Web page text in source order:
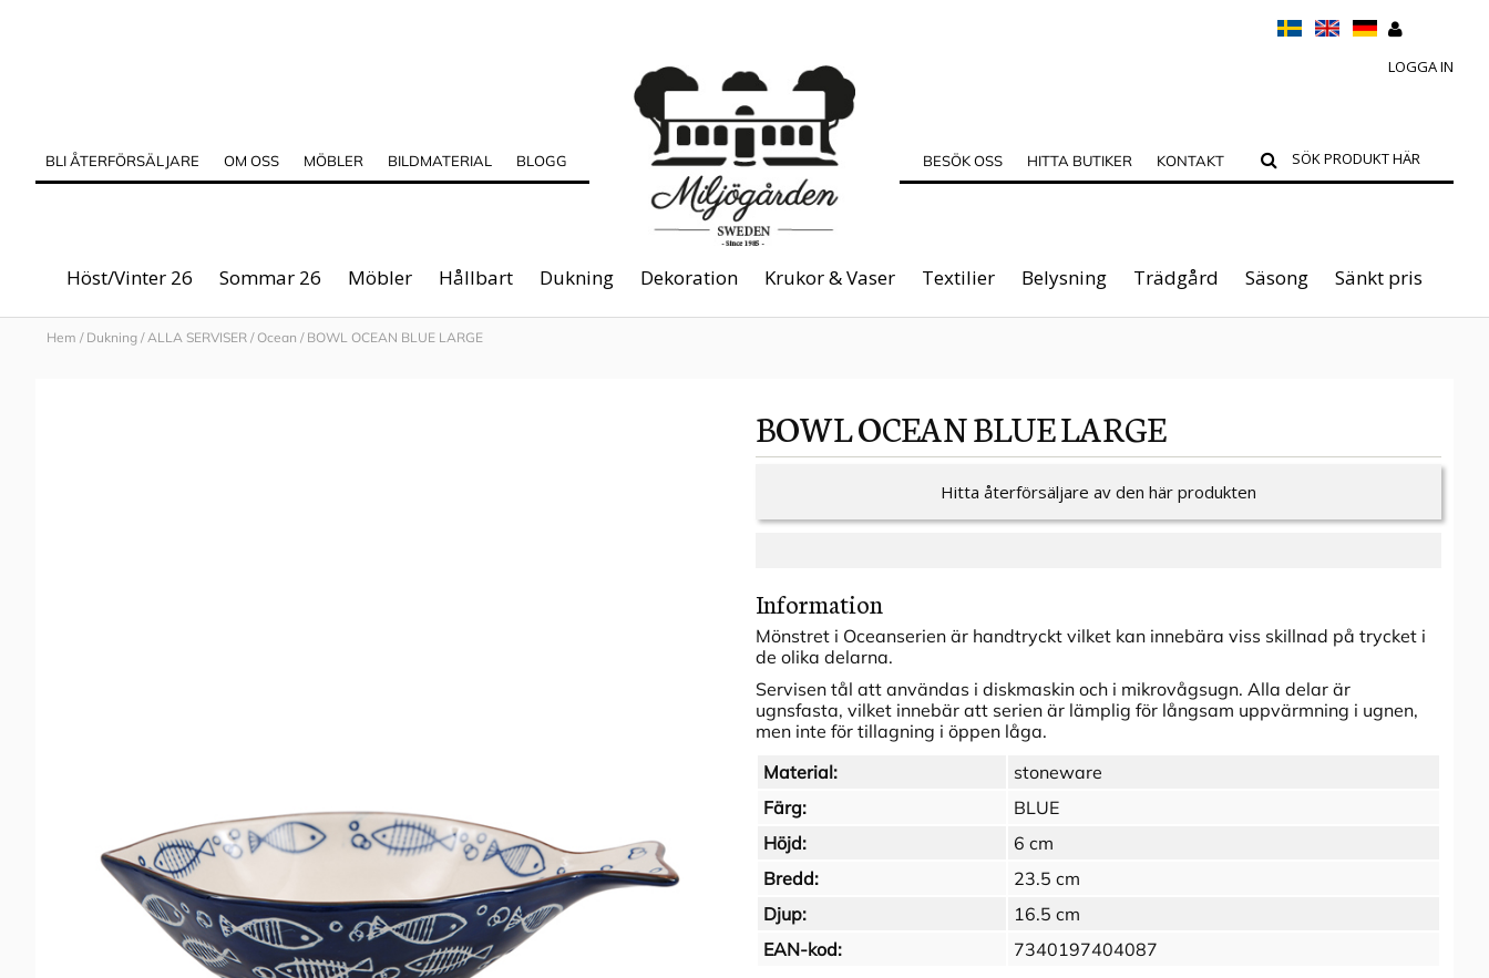
LOGGA IN
BLI ÅTERFÖRSÄLJARE OM OSS MÖBLER BILDMATERIAL BLOGG BESÖK OSS HITTA BUTIKER KONTAKT
Höst/Vinter 26 Sommar 26 Möbler Hållbart Dukning Dekoration Krukor & Vaser Textilier Belysning Trädgård Säsong Sänkt pris
Hem / Dukning / ALLA SERVISER / Ocean / BOWL OCEAN BLUE LARGE
BOWL OCEAN BLUE LARGE
Hitta återförsäljare av den här produkten
Information
Mönstret i Oceanserien är handtryckt vilket kan innebära viss skillnad på trycket i
de olika delarna.
Servisen tål att användas i diskmaskin och i mikrovågsugn. Alla delar är
ugnsfasta, vilket innebär att serien är lämplig för långsam uppvärmning i ugnen,
men inte för tillagning i öppen låga.
Material:
stoneware
Färg:
BLUE
Höjd:
6 cm
Bredd:
23.5 cm
Djup:
16.5 cm
EAN-kod:
7340197404087